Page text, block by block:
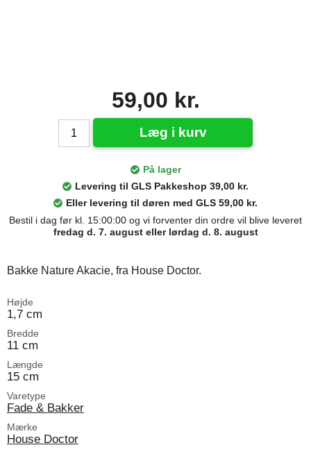
59,00 kr.
Læg i kurv
På lager
Levering til GLS Pakkeshop 39,00 kr.
Eller levering til døren med GLS 59,00 kr.
Bestil i dag før kl. 15:00:00 og vi forventer din ordre vil blive leveret
fredag d. 7. august eller lørdag d. 8. august
Bakke Nature Akacie, fra House Doctor.
Højde
1,7 cm
Bredde
11 cm
Længde
15 cm
Varetype
Fade & Bakker
Mærke
House Doctor